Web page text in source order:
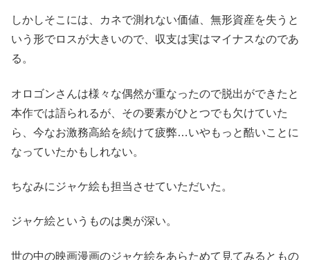
しかしそこには、カネで測れない価値、無形資産を失うと
いう形でロスが大きいので、収支は実はマイナスなのであ
る。
オロゴンさんは様々な偶然が重なったので脱出ができたと
本作では語られるが、その要素がひとつでも欠けていた
ら、今なお激務高給を続けて疲弊…いやもっと酷いことに
なっていたかもしれない。
ちなみにジャケ絵も担当させていただいた。
ジャケ絵というものは奥が深い。
世の中の映画漫画のジャケ絵をあらためて見てみるともの